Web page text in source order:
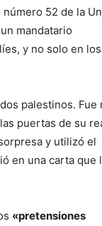
52 de la
mandatario
y no solo en los
palestinos. Fue
puertas de su
y utilizó el
en una carta que
«pretensiones